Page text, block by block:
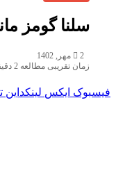
سلنا گومز
2 مهر, 1402
زمان تقریبی مطالعه 2 دقیقه
فیسبوک ایکس لینکداین